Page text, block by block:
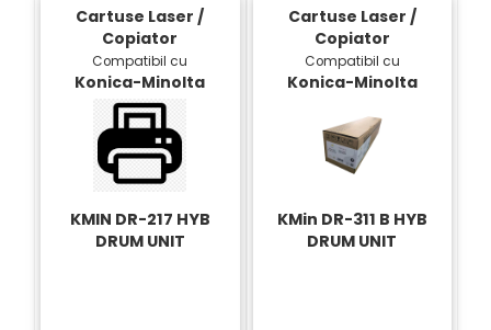
Cartuse Laser /
Copiator
Compatibil cu
Konica-Minolta
KMIN DR-217 HYB
DRUM UNIT
Cartuse Laser /
Copiator
Compatibil cu
Konica-Minolta
KMin DR-311 B HYB
DRUM UNIT